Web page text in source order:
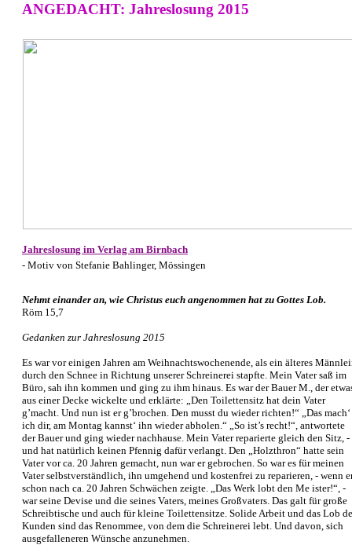
ANGEDACHT: Jahreslosung 2015
Jahreslosung im Verlag am Birnbach
- Motiv von Stefanie Bahlinger, Mössingen
Nehmt einander an, wie Christus euch angenommen hat zu Gottes Lob.
Röm 15,7
Gedanken zur Jahreslosung 2015
Es war vor einigen Jahren am Weihnachtswochenende, als ein älteres
durch den Schnee in Richtung unserer Schreinerei stapfte. Mein Vater saß im
Büro, sah ihn kommen und ging zu ihm hinaus. Es war der Bauer M., der
aus einer Decke wickelte und erklärte: „Den Toilettensitz hat dein Vater
g’macht. Und nun ist er g’brochen. Den musst du wieder richten!“ „Das mach‘
ich dir, am Montag kannst‘ ihn wieder abholen.“ „So ist’s recht!“, antwortete
der Bauer und ging wieder nachhause. Mein Vater reparierte gleich den Sitz, -
und hat natürlich keinen Pfennig dafür verlangt. Den „Holzthron“ hatte sein
Vater vor ca. 20 Jahren gemacht, nun war er gebrochen. So war es für meinen
Vater selbstverständlich, ihn umgehend und kostenfrei zu reparieren, - wenn
schon nach ca. 20 Jahren Schwächen zeigte. „Das Werk lobt den Me ister!“, -
war seine Devise und die seines Vaters, meines Großvaters. Das galt für große
Schreibtische und auch für kleine Toilettensitze. Solide Arbeit und das Lob
Kunden sind das Renommee, von dem die Schreinerei lebt. Und davon, sich
ausgefalleneren Wünsche anzunehmen.